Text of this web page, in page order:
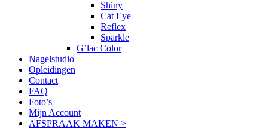
Shiny
Cat Eye
Reflex
Sparkle
G’lac Color
Nagelstudio
Opleidingen
Contact
FAQ
Foto’s
Mijn Account
AFSPRAAK MAKEN >